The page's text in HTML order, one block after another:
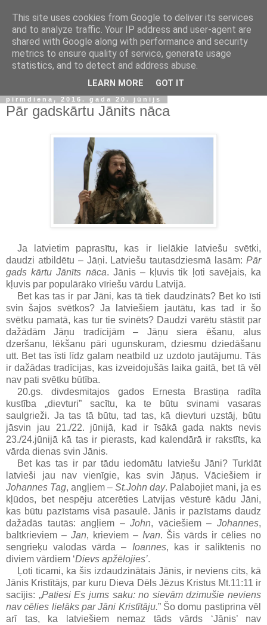
pirmdiena, 2016. gada 20. jūnijs
Pār gadskārtu Jānits nāca
Ja latvietim paprasītu, kas ir lielākie
latviešu svētki,
daudzi atbildētu – Jāņi. Latviešu tautasdziesmā lasām:Pār
gads kārtu Jānīts nāca. Jānis– kļuvis tik ļoti savējais, ka
kļuvis par populārāko vīriešu vārdu Latvijā.
Bet kas tas ir par Jāni, kas tā tiek daudzināts? Bet koīsti
svin šajos svētkos? Ja latviešiem jautātu, kas tad ir šo
svētku pamatā, kas tur tie svinēts? Daudzi varētu stāstīt par
dažādām Jāņu tradīcijām – Jāņu siera ēšanu, alus
dzeršanu, lēkšanu pāri ugunskuram, dziesmu dziedāšanu
utt. Bet tas īsti līdz galam neatbild uz uzdoto jautājumu. Tās
ir dažādas tradīcijas, kas izveidojušās laika gaitā, bet tā vēl
nav pati svētku būtība.
20.gs. divdesmitajos gados Ernesta Brastiņa radīta
kustība „dievturi” sacītu, ka te būtu svinami vasaras
saulgrieži. Ja tas tā būtu, tad tas, kā dievturi uzstāj, būtu
jāsvin jau 21./22. jūnijā, kad ir īsākā gada nakts nevis
23./24.jūnijā kā tas ir pierasts, kad kalendārā ir rakstīts, ka
vārda dienas svin Jānis.
Bet kas tas ir par tādu iedomātu latviešu Jāni? Turklāt
latvieši jau nav vienīgie, kas svin Jāņus. Vāciešiem ir
Johannes Tag, angļiem – St.John day. Palabojiet mani, ja es
kļūdos, bet nespēju atcerēties Latvijas vēsturē kādu Jāni,
kas būtu pazīstamsvisā pasaulē.Jānis ir pazīstams daudz
dažādās tautās: angļiem –John, vāciešiem –Johannes,
baltkrieviem – Jan, krieviem – Ivan. Šis vārds ir cēlies no
sengrieķu valodas vārda – Ioannes, kas ir saliktenis no
diviem vārdiem ‘Dievs apžēlojies’.
Ļoti ticami, ka šis izdaudzinātais Jānis, ir neviens cits, kā
Jānis Kristītājs, par kuru Dieva Dēls Jēzus Kristus Mt.11:11 ir
sacījis: „Patiesi Es jums saku: no sievām dzimušie neviens
nav cēlies lielāks par Jāni Kristītāju.” Šo domu pastiprina vēl
arī tas, ka latviešiem nemaz tāds vārds ‘Jānis’ nav
This site uses cookies from Google to deliver its services
and to analyze traffic. Your IP address and user-agent are
shared with Google along with performance and security
metrics to ensure quality of service, generate usage
statistics, and to detect and address abuse.
LEARN MORE GOT IT